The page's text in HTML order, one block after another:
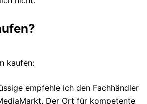
kaufen:
empfehle ich den Fachhändler
Der Ort für kompetente